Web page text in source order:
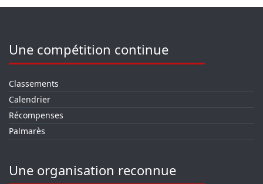
Une compétition continue
Classements
Calendrier
Récompenses
Palmarès
Une organisation reconnue